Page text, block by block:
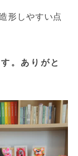
形しやすい点
。ありがと